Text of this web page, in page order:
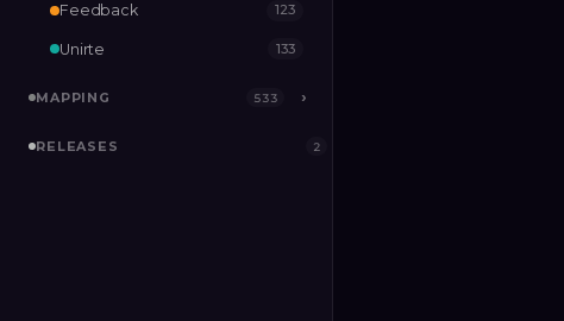
Feedback 123
Unirte 133
MAPPING 533 ›
RELEASES 2